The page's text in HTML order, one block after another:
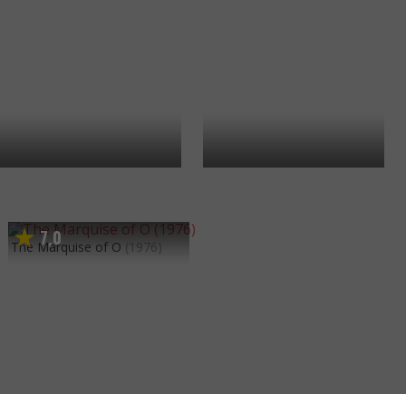
7,0
The Marquise of O (1976)